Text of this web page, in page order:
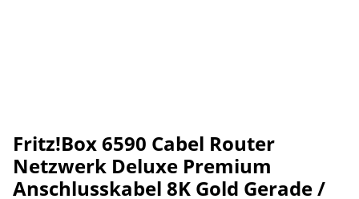
Fritz!Box 6590 Cabel Router
Netzwerk Deluxe Premium
Anschlusskabel 8K Gold Gerade /